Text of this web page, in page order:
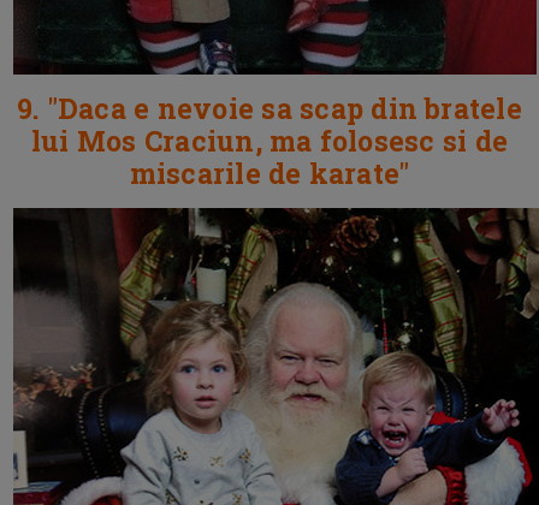
9. "Daca e nevoie sa scap din bratele
lui Mos Craciun, ma folosesc si de
miscarile de karate"